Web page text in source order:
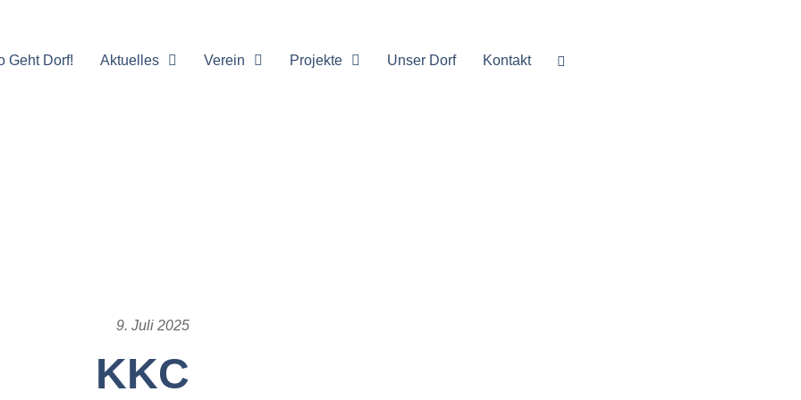
Geht Dorf! Aktuelles Verein Projekte Unser Dorf Kontakt
9. Juli 2025
KKC